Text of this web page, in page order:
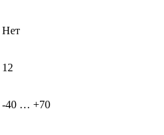
Нет
12
-40 … +70